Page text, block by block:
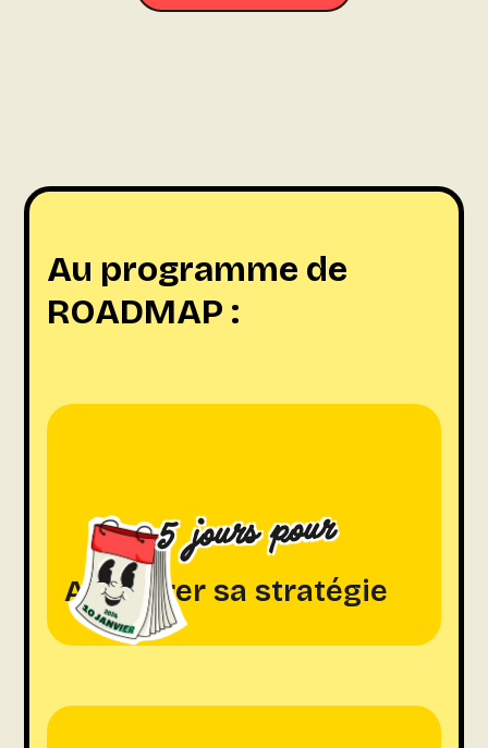
Au programme de
ROADMAP :
5 jours pour
Accélérer sa stratégie